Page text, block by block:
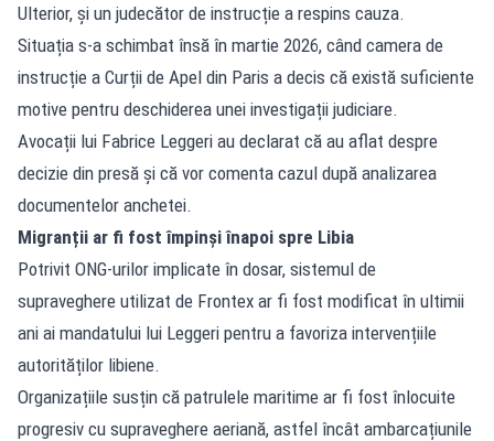
Ulterior, și un judecător de instrucție a respins cauza.
Situația s-a schimbat însă în martie 2026, când camera de
instrucție a Curții de Apel din Paris a decis că există suficiente
motive pentru deschiderea unei investigații judiciare.
Avocații lui Fabrice Leggeri au declarat că au aflat despre
decizie din presă și că vor comenta cazul după analizarea
documentelor anchetei.
Migranții ar fi fost împinși înapoi spre Libia
Potrivit ONG-urilor implicate în dosar, sistemul de
supraveghere utilizat de Frontex ar fi fost modificat în ultimii
ani ai mandatului lui Leggeri pentru a favoriza intervențiile
autorităților libiene.
Organizațiile susțin că patrulele maritime ar fi fost înlocuite
progresiv cu supraveghere aeriană, astfel încât ambarcațiunile